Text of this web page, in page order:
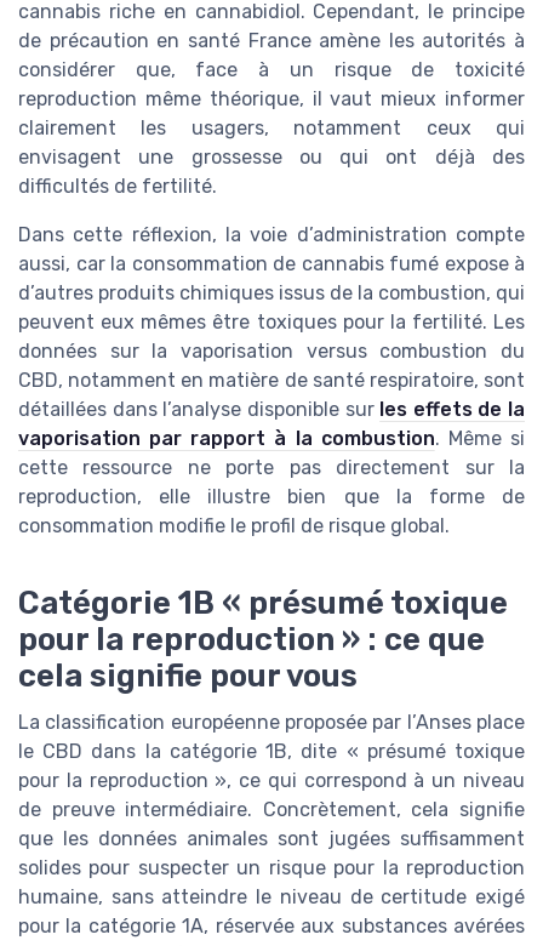
cannabis riche en cannabidiol. Cependant, le principe
de précaution en santé France amène les autorités à
considérer que, face à un risque de toxicité
reproduction même théorique, il vaut mieux informer
clairement les usagers, notamment ceux qui
envisagent une grossesse ou qui ont déjà des
difficultés de fertilité.
Dans cette réflexion, la voie d’administration compte
aussi, car la consommation de cannabis fumé expose à
d’autres produits chimiques issus de la combustion, qui
peuvent eux mêmes être toxiques pour la fertilité. Les
données sur la vaporisation versus combustion du
CBD, notamment en matière de santé respiratoire, sont
détaillées dans l’analyse disponible sur les effets de la
vaporisation par rapport à la combustion. Même si
cette ressource ne porte pas directement sur la
reproduction, elle illustre bien que la forme de
consommation modifie le profil de risque global.
Catégorie 1B « présumé toxique
pour la reproduction » : ce que
cela signifie pour vous
La classification européenne proposée par l’Anses place
le CBD dans la catégorie 1B, dite « présumé toxique
pour la reproduction », ce qui correspond à un niveau
de preuve intermédiaire. Concrètement, cela signifie
que les données animales sont jugées suffisamment
solides pour suspecter un risque pour la reproduction
humaine, sans atteindre le niveau de certitude exigé
pour la catégorie 1A, réservée aux substances avérées